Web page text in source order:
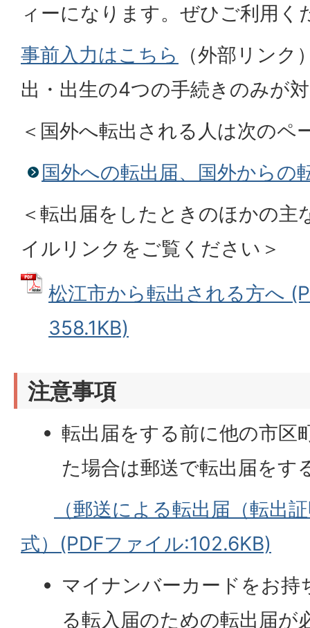
ィーになります。ぜひご利用く
事前入力はこちら
（外部リンク
出・出生の4つの手続きのみが
＜国外へ転出される人は次のペ
国外への転出届、国外からの
＜転出届をしたときのほかの主
イルリンクをご覧ください＞
松江市から転出される方へ
358.1KB)
注意事項
転出届をする前に他の市区
た場合は郵送で転出届を
（郵送による転出届（転出
式）(PDFファイル:102.6KB)
マイナンバーカードをお持
る転入届のための転出届が